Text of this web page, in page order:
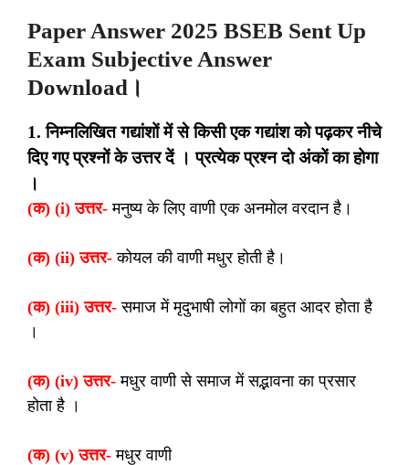
Paper Answer 2025 BSEB Sent Up
Exam Subjective Answer
Download।
1. निम्नलिखित गद्यांशों में से किसी एक गद्यांश को पढ़कर नीचे
दिए गए प्रश्नों के उत्तर दें । प्रत्येक प्रश्न दो अंकों का होगा
।
(क) (i) उत्तर- मनुष्य के लिए वाणी एक अनमोल वरदान है।
(क) (ii) उत्तर- कोयल की वाणी मधुर होती है।
(क) (iii) उत्तर- समाज में मृदुभाषी लोगों का बहुत आदर होता है
।
(क) (iv) उत्तर- मधुर वाणी से समाज में सद्भावना का प्रसार
होता है ।
(क) (v) उत्तर- मधुर वाणी